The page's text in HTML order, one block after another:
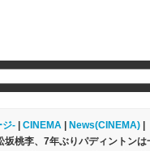
ジ- |CINEMA News(CINEMA)
坂桃李、7年ぶりパディントンは